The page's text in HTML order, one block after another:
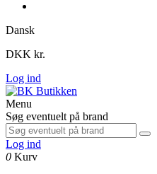
Dansk
DKK kr.
Log ind
Menu
Søg eventuelt på brand
Log ind
0 Kurv